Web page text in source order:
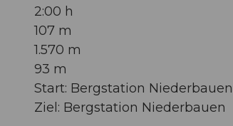
2:00 h
107 m
1.570 m
93 m
Start: Bergstation Niederbauen
Ziel: Bergstation Niederbauen